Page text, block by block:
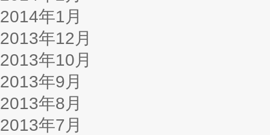
2014年1月
2013年12月
2013年10月
2013年9月
2013年8月
2013年7月